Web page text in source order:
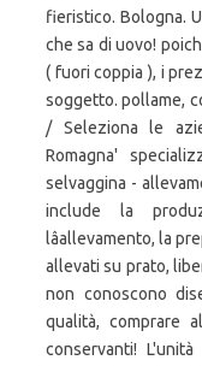
fieristico. Bologna.
che sa di uovo!
( fuori coppia ), i
soggetto. pollame,
/ Seleziona le
Romagna'
selvaggina -
include la
lâallevamento, la
allevati su prato,
non conoscono
qualità, comprare
conservanti!